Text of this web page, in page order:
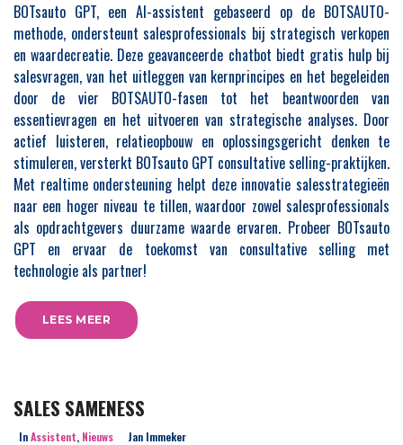
BOTsauto GPT, een AI-assistent gebaseerd op de BOTSAUTO-
methode, ondersteunt salesprofessionals bij strategisch verkopen
en waardecreatie. Deze geavanceerde chatbot biedt gratis hulp bij
salesvragen, van het uitleggen van kernprincipes en het begeleiden
door de vier BOTSAUTO-fasen tot het beantwoorden van
essentievragen en het uitvoeren van strategische analyses. Door
actief luisteren, relatieopbouw en oplossingsgericht denken te
stimuleren, versterkt BOTsauto GPT consultative selling-praktijken.
Met realtime ondersteuning helpt deze innovatie salesstrategieën
naar een hoger niveau te tillen, waardoor zowel salesprofessionals
als opdrachtgevers duurzame waarde ervaren. Probeer BOTsauto
GPT en ervaar de toekomst van consultative selling met
technologie als partner!
LEES MEER
SALES SAMENESS
InAssistent, Nieuws
Jan Immeker